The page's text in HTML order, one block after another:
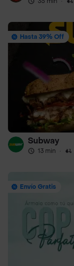
Hasta 39% Off
Subway
13 min ·
Envío Gratis